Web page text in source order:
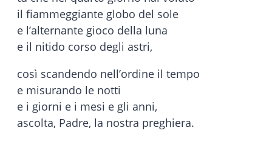
il fiammeggiante globo del sole
e l’alternante gioco della luna
e il nitido corso degli astri,
così scandendo nell’ordine il tempo
e misurando le notti
e i giorni e i mesi e gli anni,
ascolta, Padre, la nostra preghiera.